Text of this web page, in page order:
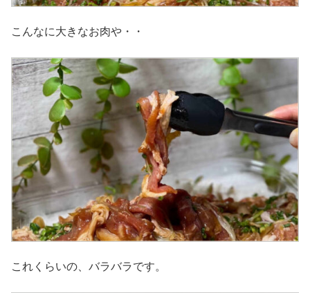
こんなに大きなお肉や・・
これくらいの、バラバラです。